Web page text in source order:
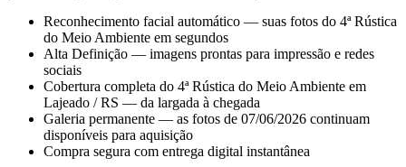
Reconhecimento facial automático — suas fotos do 4ª Rústica
do Meio Ambiente em segundos
Alta Definição — imagens prontas para impressão e redes
sociais
Cobertura completa do 4ª Rústica do Meio Ambiente em
Lajeado / RS — da largada à chegada
Galeria permanente — as fotos de 07/06/2026 continuam
disponíveis para aquisição
Compra segura com entrega digital instantânea